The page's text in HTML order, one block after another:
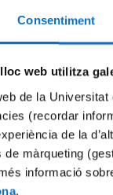
Consentiment
web utilitza
de la
(recordar
de la
de màrqueting
informació
.
a